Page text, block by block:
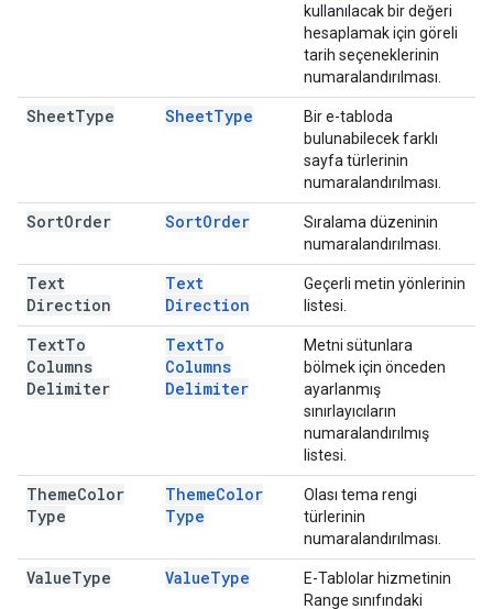
kullanılacak bir değeri
hesaplamak için göreli
tarih seçeneklerinin
numaralandırılması.
SheetType SheetType
Bir e-tabloda
bulunabilecek farklı
sayfa türlerinin
numaralandırılması.
SortOrder SortOrder
Sıralama düzeninin
numaralandırılması.
Text
Direction
Text
Direction
Geçerli metin yönlerinin
listesi.
TextTo
Columns
Delimiter
TextTo
Columns
Delimiter
Metni sütunlara
bölmek için önceden
ayarlanmış
sınırlayıcıların
numaralandırılmış
listesi.
ThemeColor
Type
ThemeColor
Type
Olası tema rengi
türlerinin
numaralandırılması.
ValueType ValueType
E-Tablolar hizmetinin
Range sınıfındaki